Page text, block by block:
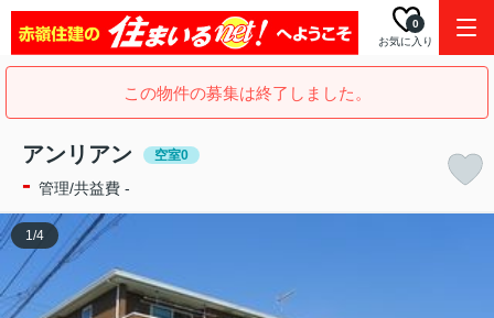
お気に入り
0
この物件の募集は終了しました。
アンリアン 空室0
- 管理/共益費 -
1/4